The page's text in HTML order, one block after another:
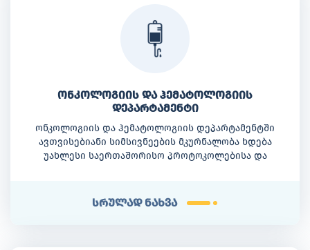
ონკოლოგიის და ჰემატოლოგიის
დეპარტამენტი
ონკოლოგიის და ჰემატოლოგიის დეპარტამენტში
ავთვისებიანი სიმსივნეების მკურნალობა ხდება
უახლესი საერთაშორისო პროტოკოლებისა და
სრულად ნახვა